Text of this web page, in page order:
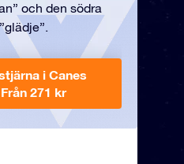
och den södra
i Canes
Från 271 kr